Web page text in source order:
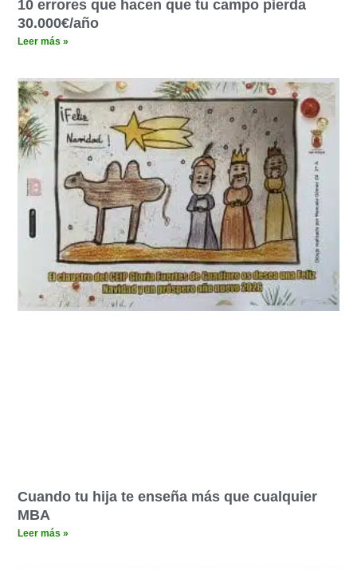
10 errores que hacen que tu campo pierda
30.000€/año
Leer más »
Cuando tu hija te enseña más que cualquier
MBA
Leer más »